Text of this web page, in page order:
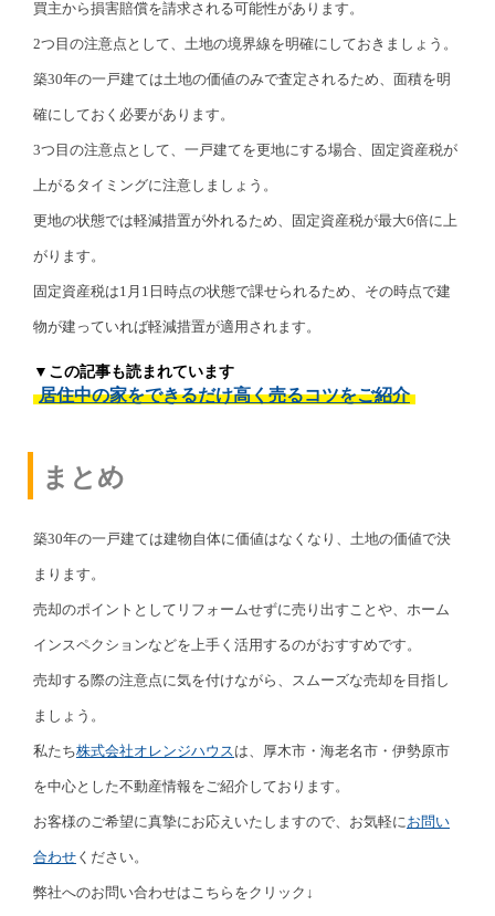
買主から損害賠償を請求される可能性があります。
2つ目の注意点として、土地の境界線を明確にしておきましょう。
築30年の一戸建ては土地の価値のみで査定されるため、面積を明
確にしておく必要があります。
3つ目の注意点として、一戸建てを更地にする場合、固定資産税が
上がるタイミングに注意しましょう。
更地の状態では軽減措置が外れるため、固定資産税が最大6倍に上
がります。
固定資産税は1月1日時点の状態で課せられるため、その時点で建
物が建っていれば軽減措置が適用されます。
▼この記事も読まれています
居住中の家をできるだけ高く売るコツをご紹介
まとめ
築30年の一戸建ては建物自体に価値はなくなり、土地の価値で決
まります。
売却のポイントとしてリフォームせずに売り出すことや、ホーム
インスペクションなどを上手く活用するのがおすすめです。
売却する際の注意点に気を付けながら、スムーズな売却を目指し
ましょう。
私たち株式会社オレンジハウスは、厚木市・海老名市・伊勢原市
を中心とした不動産情報をご紹介しております。
お客様のご希望に真摯にお応えいたしますので、お気軽にお問い
合わせ ください。
弊社へのお問い合わせはこちらをクリック↓